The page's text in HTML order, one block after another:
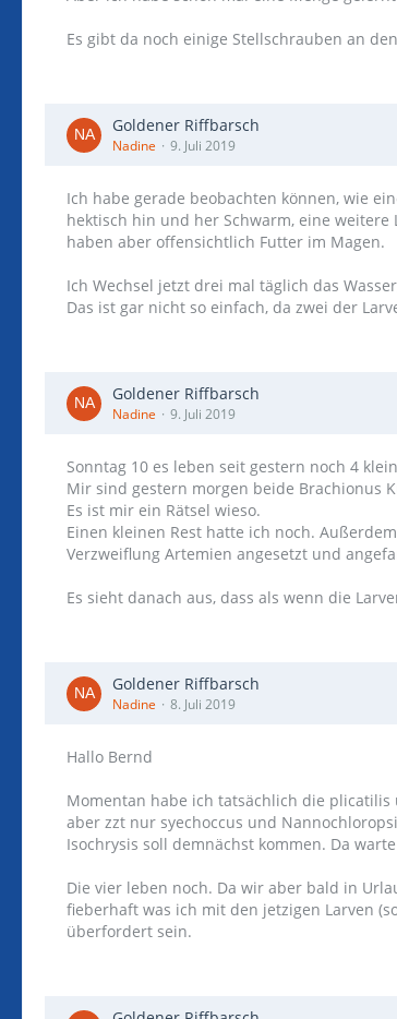
Es gibt da noch einige Stellschrauben an
Goldener Riffbarsch
Nadine 9. Juli 2019
Ich habe gerade beobachten können, wie
hektisch hin und her Schwarm, eine
haben aber offensichtlich Futter im Magen.
Ich Wechsel jetzt drei mal täglich das
Das ist gar nicht so einfach, da zwei der
Goldener Riffbarsch
Nadine 9. Juli 2019
Sonntag 10 es leben seit gestern noch 4
Mir sind gestern morgen beide Brachionus
Es ist mir ein Rätsel wieso.
Einen kleinen Rest hatte ich noch.
Verzweiflung Artemien angesetzt und
Es sieht danach aus, dass als wenn die
Goldener Riffbarsch
Nadine 8. Juli 2019
Hallo Bernd
Momentan habe ich tatsächlich die
aber zzt nur syechoccus und
Isochrysis soll demnächst kommen. Da
Die vier leben noch. Da wir aber bald in
fieberhaft was ich mit den jetzigen Larven
überfordert sein.